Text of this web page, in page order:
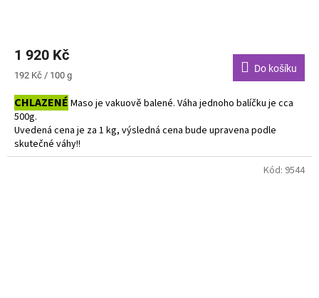
1 920 Kč
Měrná
192 Kč / 100 g
Do košíku
CHLAZENÉ Maso je vakuově balené. Váha jednoho balíčku je cca
500g.
Uvedená cena je za 1 kg, výsledná cena bude upravena podle
skutečné váhy!!
Do košíku vkládejte počet balení.
Kód: 9544